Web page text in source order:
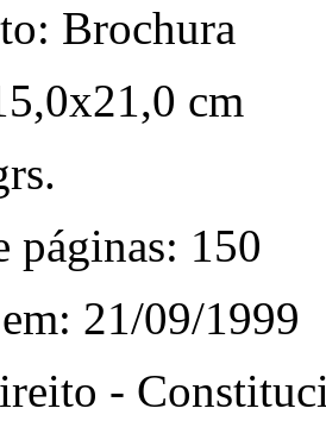
Brochura
cm
páginas: 150
21/09/1999
-